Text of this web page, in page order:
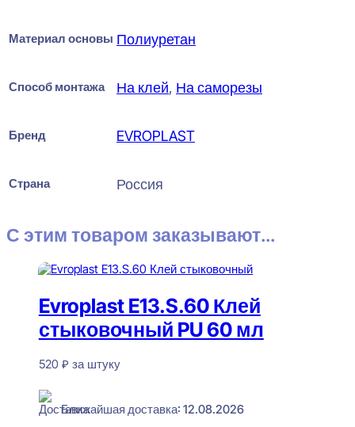
Материал основы Полиуретан
Способ монтажа На клей, На саморезы
Бренд EVROPLAST
Страна Россия
С этим товаром заказывают...
Evroplast E13.S.60 Клей
стыковочный PU 60 мл
520 ₽ за штуку
Ближайшая доставка: 12.08.2026